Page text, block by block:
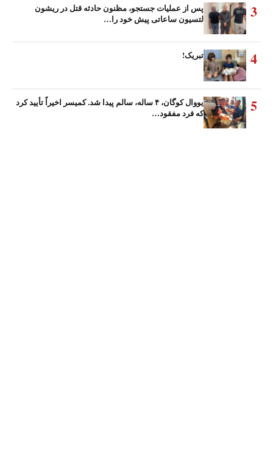
3
پس از عملیات جستجو، مظنون حادثه قتل در ریشون
لتسیون ساعاتی پیش خود را…
4 تبریک!
5
یووال کوگان، ۴ ساله، سالم پیدا شد. کمیسر اخیراً تأیید کرد
که فرد مفقود…